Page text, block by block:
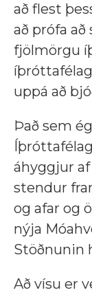
að flest
að prófa
fjölmörgu
uppá að
Það sem
áhyggjur
stendur
og afar og
nýja
Stöðnunin
Að vísu er